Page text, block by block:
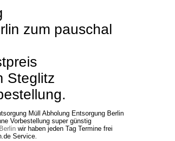
zum pauschal
Steglitz
Müll Abholung Entsorgung Berlin
Vorbestellung super günstig
wir haben jeden Tag Termine frei
Service.